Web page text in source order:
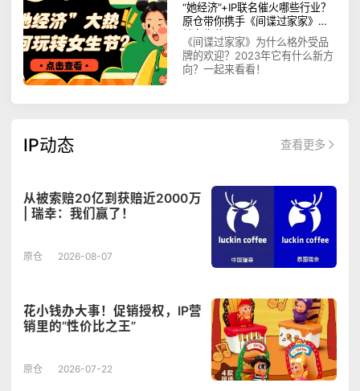
“她经济”+IP联名催火哪些行业？
原仓带你携手《间谍过家家》玩
转女生节！
《间谍过家家》为什么格外受品
牌的欢迎？2023年它有什么新方
向？一起来看看！
IP动态 查看更多
从被索赔20亿到获赔近2000万
| 瑞幸：我们赢了！
原仓 2026-08-07
花小钱办大事！促销授权，IP营
销里的“性价比之王”
原仓 2026-07-22